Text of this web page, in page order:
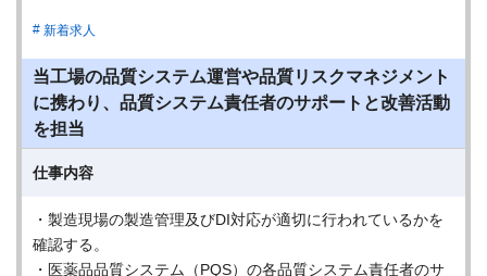
新着求人
当工場の品質システム運営や品質リスクマネジメント
に携わり、品質システム責任者のサポートと改善活動
を担当
仕事内容
・製造現場の製造管理及びDI対応が適切に行われているかを
確認する。
・医薬品品質システム（PQS）の各品質システム責任者のサ